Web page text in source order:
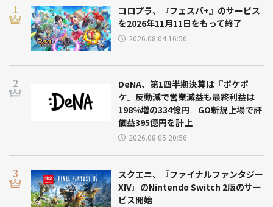
コロプラ、『フェスバ+』のサービス
を2026年11月11日をもって終了
2026.08.04 16:56
DeNA、第1四半期決算は『ポケポ
ケ』反動減で営業減益も最終利益は
198%増の334億円 GO新規上場で評
価益395億円を計上
2026.08.05 20:56
スクエニ、『ファイナルファンタジー
XIV』のNintendo Switch 2版のサー
ビス開始